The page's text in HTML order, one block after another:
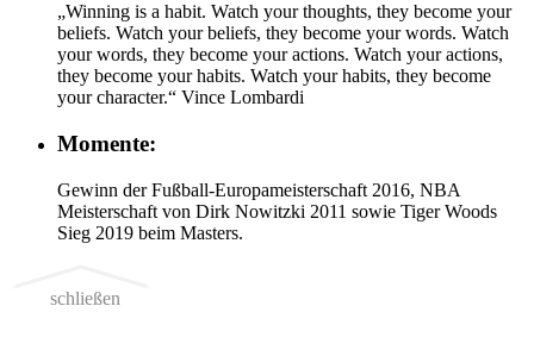
„Winning is a habit. Watch your thoughts, they become your
beliefs. Watch your beliefs, they become your words. Watch
your words, they become your actions. Watch your actions,
they become your habits. Watch your habits, they become
your character.“ Vince Lombardi
Momente:
Gewinn der Fußball-Europameisterschaft 2016, NBA
Meisterschaft von Dirk Nowitzki 2011 sowie Tiger Woods
Sieg 2019 beim Masters.
schließen